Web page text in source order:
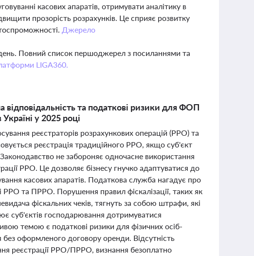
касових апаратів, отримувати аналітику в
прозорість розрахунків. Це сприяє розвитку
Джерело
Повний список першоджерел з посиланнями та
LIGA360.
та податкові ризики для ФОП
у 2025 році
реєстраторів розрахункових операцій (РРО) та
реєстрація традиційного РРО, якщо суб'єкт
не забороняє одночасне використання
РРО. Це дозволяє бізнесу гнучко адаптуватися до
касових апаратів. Податкова служба нагадує про
РРО та ПРРО. Порушення правил фіскалізації, таких як
фіскальних чеків, тягнуть за собою штрафи, які
суб'єктів господарювання дотримуватися
темою є податкові ризики для фізичних осіб-
оформленого договору оренди. Відсутність
реєстрації РРО/ПРРО, визнання безоплатно